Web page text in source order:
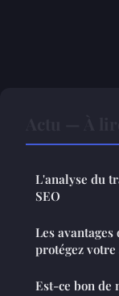
L'analyse du
SEO
Les
protégez
Est-ce bon de